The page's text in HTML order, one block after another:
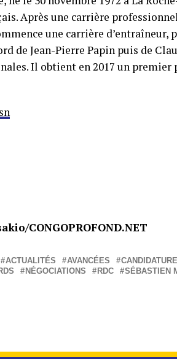
Après une carrière
une carrière d’entraîneur,
de Jean-Pierre Papin puis de
Il obtient en 2017 un premier
CONGOPROFOND.NET
ACTUALITÉS AVANCÉES CANDIDATURE
NÉGOCIATIONS RDC SÉBASTIEN